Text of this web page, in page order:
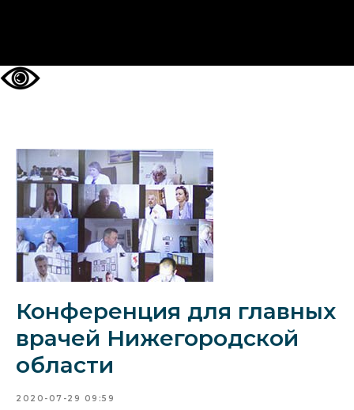
Конференция для главных
врачей Нижегородской
области
2020-07-29 09:59